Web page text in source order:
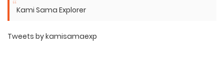
Kami Sama Explorer
Tweets by kamisamaexp